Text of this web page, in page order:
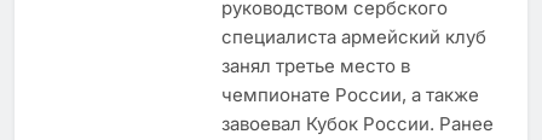
руководством сербского
специалиста армейский клуб
занял третье место в
чемпионате России, а также
завоевал Кубок России. Ранее